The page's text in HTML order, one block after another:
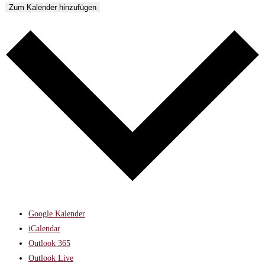
Zum Kalender hinzufügen
Google Kalender
iCalendar
Outlook 365
Outlook Live